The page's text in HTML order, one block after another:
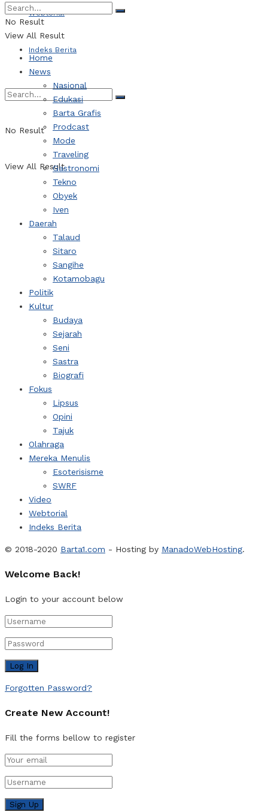
Webtorial
Indeks Berita
No Result
View All Result
No Result
View All Result
Home
News
Nasional
Edukasi
Barta Grafis
Prodcast
Mode
Traveling
Gastronomi
Tekno
Obyek
Iven
Daerah
Talaud
Sitaro
Sangihe
Kotamobagu
Politik
Kultur
Budaya
Sejarah
Seni
Sastra
Biografi
Fokus
Lipsus
Opini
Tajuk
Olahraga
Mereka Menulis
Esoterisisme
SWRF
Video
Webtorial
Indeks Berita
© 2018-2020 Barta1.com - Hosting by ManadoWebHosting.
Welcome Back!
Login to your account below
Forgotten Password?
Create New Account!
Fill the forms bellow to register